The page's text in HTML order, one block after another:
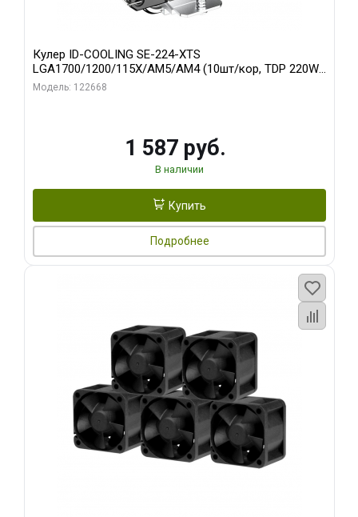
Кулер ID-COOLING SE-224-XTS
LGA1700/1200/115X/AM5/AM4 (10шт/кор, TDP 220W,
PWM, 4 тепл.трубки прямого контакта, FAN 120mm)
Модель: 122668
1 587 руб.
В наличии
Купить
Подробнее